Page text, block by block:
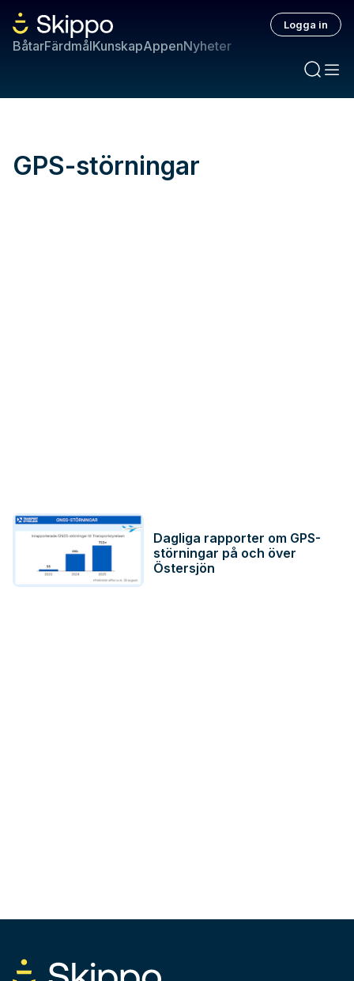
BåtarFärdmålKunskapAppenNyheter
Logga in
GPS-störningar
Dagliga rapporter om GPS-
störningar på och över
Östersjön